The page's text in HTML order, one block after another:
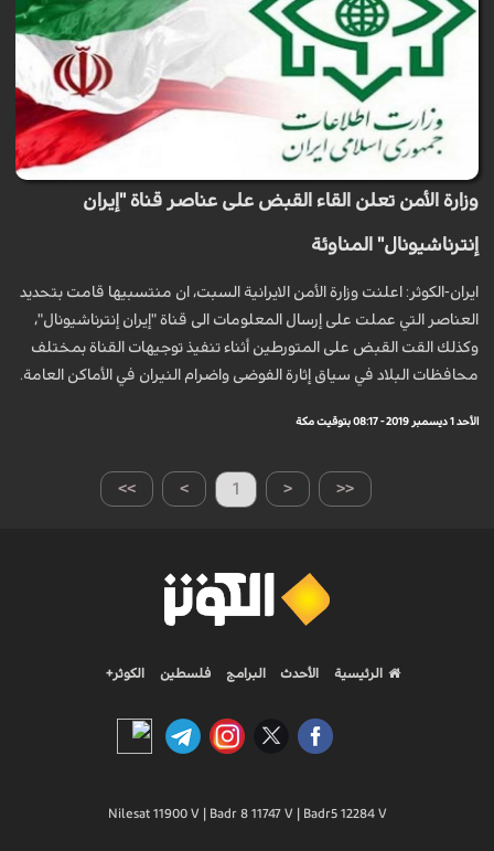
وزارة الأمن تعلن القاء القبض على عناصر قناة "إيران
إنترناشيونال" المناوئة
ايران-الكوثر: اعلنت وزارة الأمن الايرانية السبت، ان منتسبيها قامت بتحديد
العناصر التي عملت على إرسال المعلومات الى قناة "إيران إنترناشيونال"،
وكذلك القت القبض على المتورطين أثناء تنفيذ توجيهات القناة بمختلف
محافظات البلاد في سياق إثارة الفوضى واضرام النيران في الأماكن العامة.
الأحد 1 ديسمبر 2019 - 08:17 بتوقيت مكة
>> > 1 < <<
الرئيسية الأحدث البرامج فلسطين الكوثر+
Nilesat 11900 V | Badr 8 11747 V | Badr5 12284 V